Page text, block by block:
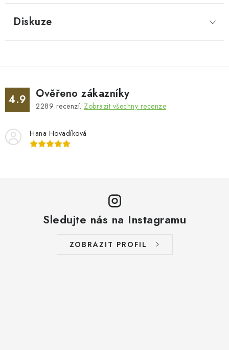
Diskuze
4.9 Ověřeno zákazníky
2289 recenzí. Zobrazit všechny recenze
Hana Hovadíková
Sledujte nás na Instagramu
ZOBRAZIT PROFIL